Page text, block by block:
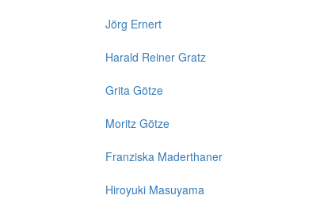
Jörg Ernert
Harald Reiner Gratz
Grita Götze
Moritz Götze
Franziska Maderthaner
Hiroyuki Masuyama